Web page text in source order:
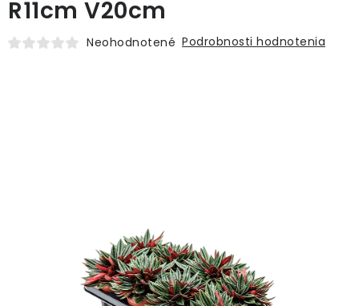
NA OBJEDNÁVKU
R11cm V20cm
Neohodnotené Podrobnosti hodnotenia